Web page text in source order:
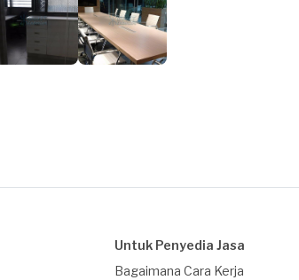
Untuk Penyedia Jasa
Bagaimana Cara Kerja